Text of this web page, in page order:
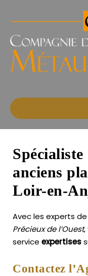
des
Précieux
l'Ouest
anciens
Loir-en-
Avec les experts
Précieux de l’Ouest,
service expertises
Contactez